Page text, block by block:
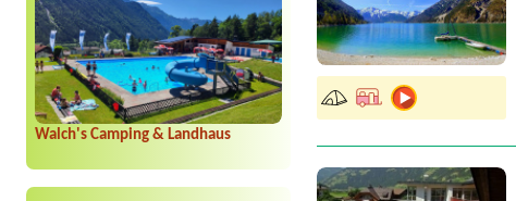
Walch's Camping & Landhaus